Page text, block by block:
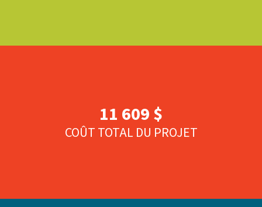
11 609 $
COÛT TOTAL DU PROJET